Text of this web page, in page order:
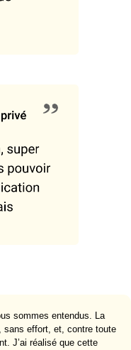
sommes entendus. La
sans effort, et, contre toute
J’ai réalisé que cette